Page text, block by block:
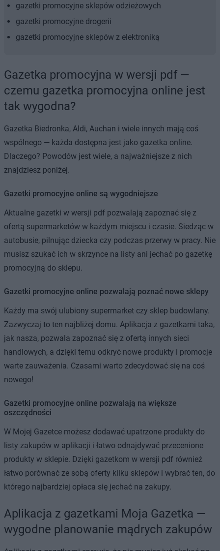
gazetki promocyjne sklepów odzieżowych
gazetki promocyjne drogerii
gazetki promocyjne sklepów z elektroniką
Gazetka promocyjna w wersji pdf —
czemu gazetka promocyjna online jest
tak wygodna?
Gazetka Biedronka, Aldi, Auchan i wiele innych mają coś
wspólnego — każda dostępna jest jako gazetka online.
Dlaczego? Powodów jest wiele, a najważniejsze z nich
znajdziesz poniżej.
Gazetki promocyjne online są wygodniejsze
Aktualne gazetki w wersji pdf pozwalają zapoznać się z
ofertą supermarketów w każdym miejscu i czasie. Siedząc w
autobusie, pilnując dziecka czy podczas przerwy w pracy. Nie
musisz szukać ich w skrzynce na listy ani jechać po gazetkę
promocyjną do sklepu.
Gazetki promocyjne online pozwalają poznać nowe sklepy
Każdy ma swój ulubiony supermarket czy sklep budowlany.
Zazwyczaj to ten najbliżej domu. Aplikacja z gazetkami taka,
jak nasza, pozwala zapoznać się z ofertą innych sieci
handlowych, a dzięki temu odkryć nowe produkty i promocje
warte zauważenia. Czasami warto zdecydować się na coś
nowego!
Gazetki promocyjne online pozwalają na większe
oszczędności
W Mojej Gazetce możesz dodawać upatrzone produkty do
listy zakupów w aplikacji i łatwo odnajdywać przecenione
produkty w sklepie. Dzięki gazetkom w wersji pdf również
łatwo porównać ze sobą oferty kilku sklepów i wybrać ten, do
którego najbardziej opłaca się jechać na zakupy.
Aplikacja z gazetkami Moja Gazetka —
wygodne planowanie mądrych zakupów